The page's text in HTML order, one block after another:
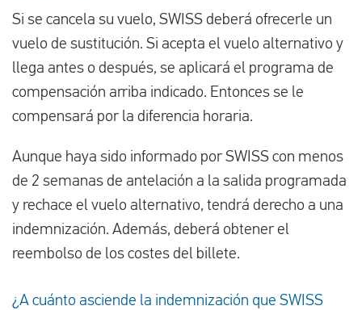
Si se cancela su vuelo, SWISS deberá ofrecerle un
vuelo de sustitución. Si acepta el vuelo alternativo y
llega antes o después, se aplicará el programa de
compensación arriba indicado. Entonces se le
compensará por la diferencia horaria.
Aunque haya sido informado por SWISS con menos
de 2 semanas de antelación a la salida programada
y rechace el vuelo alternativo, tendrá derecho a una
indemnización. Además, deberá obtener el
reembolso de los costes del billete.
¿A cuánto asciende la indemnización que SWISS